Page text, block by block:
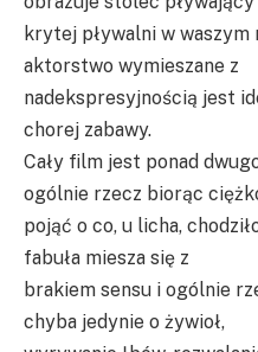
krytej pływalni w waszym
aktorstwo wymieszane z
nadekspresyjnością jest
chorej zabawy.
Cały film jest ponad
ogólnie rzecz biorąc
pojąć o co, u licha,
fabuła miesza się z
brakiem sensu i ogólnie
chyba jedynie o żywioł,